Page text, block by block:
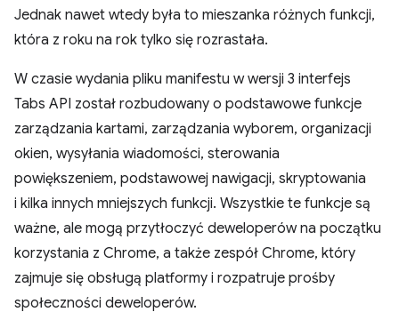
Jednak nawet wtedy była to mieszanka różnych funkcji,
która z roku na rok tylko się rozrastała.
W czasie wydania pliku manifestu w wersji 3 interfejs
Tabs API został rozbudowany o podstawowe funkcje
zarządzania kartami, zarządzania wyborem, organizacji
okien, wysyłania wiadomości, sterowania
powiększeniem, podstawowej nawigacji, skryptowania
i kilka innych mniejszych funkcji. Wszystkie te funkcje są
ważne, ale mogą przytłoczyć deweloperów na początku
korzystania z Chrome, a także zespół Chrome, który
zajmuje się obsługą platformy i rozpatruje prośby
społeczności deweloperów.